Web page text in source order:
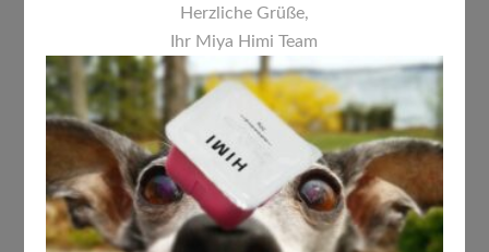
RELATED
PRODUCTS
Herzliche Grüße,
Ihr Miya Himi Team